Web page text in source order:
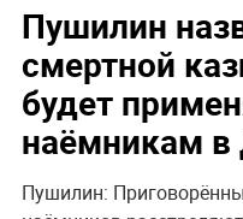
Пушилин
смертной
будет
наёмникам
Пушилин: